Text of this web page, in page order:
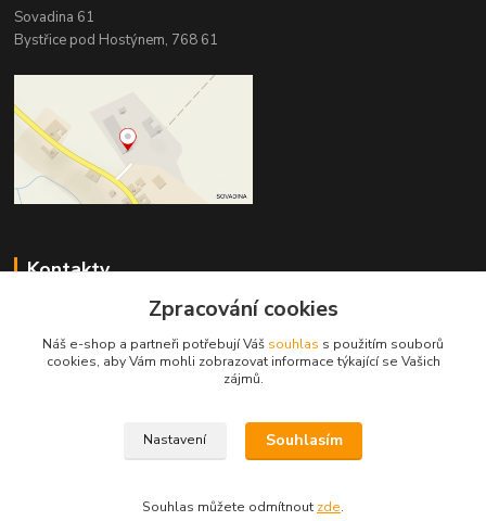
Sovadina 61
Bystřice pod Hostýnem, 768 61
Kontakty
DŘEVOPRODUKT BEDNAŘÍK s.r.o.
+420 739 454 600
(Po-Pá, 7-15 hod.)
Zpracování cookies
Náš e-shop a partneři potřebují Váš souhlas s použitím souborů
cookies, aby Vám mohli zobrazovat informace týkající se Vašich
zájmů.
Nastavení Souhlasím
Souhlas můžete odmítnout zde.